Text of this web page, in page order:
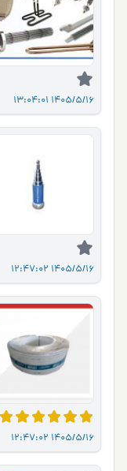
1405/5/16 13:04:01
1405/5/16 12:47:02
1405/5/16 12:47:02